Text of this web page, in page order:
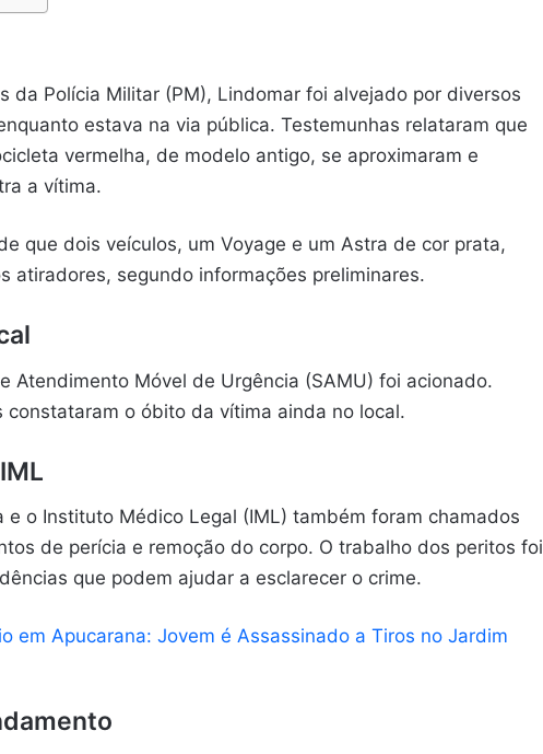
da Polícia Militar (PM), Lindomar foi alvejado por diversos
estava na via pública. Testemunhas relataram que
vermelha, de modelo antigo, se aproximaram e
a vítima.
que dois veículos, um Voyage e um Astra de cor prata,
atiradores, segundo informações preliminares.
Atendimento Móvel de Urgência (SAMU) foi acionado.
constataram o óbito da vítima ainda no local.
e o Instituto Médico Legal (IML) também foram chamados
de perícia e remoção do corpo. O trabalho dos peritos foi
que podem ajudar a esclarecer o crime.
em Apucarana: Jovem é Assassinado a Tiros no Jardim